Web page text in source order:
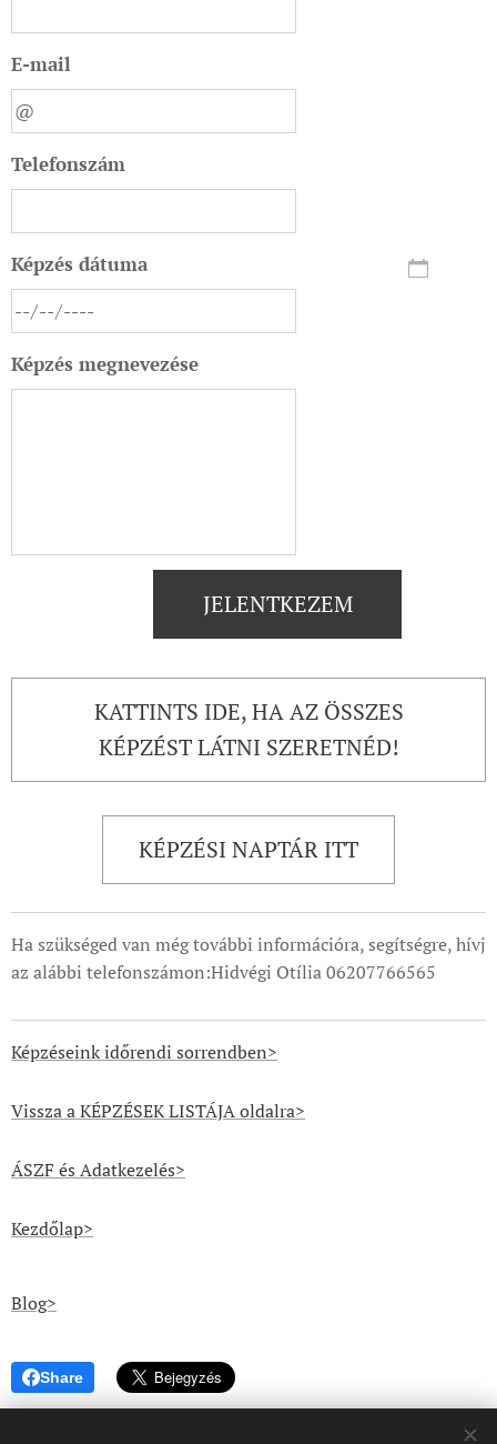
E-mail
Telefonszám
Képzés dátuma
Képzés megnevezése
JELENTKEZEM
KATTINTS IDE, HA AZ ÖSSZES
KÉPZÉST LÁTNI SZERETNÉD!
KÉPZÉSI NAPTÁR ITT
Ha szükséged van még további információra, segítségre, hívj
az alábbi telefonszámon:Hidvégi Otília 06207766565
Képzéseink időrendi sorrendben>
Vissza a KÉPZÉSEK LISTÁJA oldalra>
ÁSZF és Adatkezelés>
Kezdőlap>
Blog>
Share